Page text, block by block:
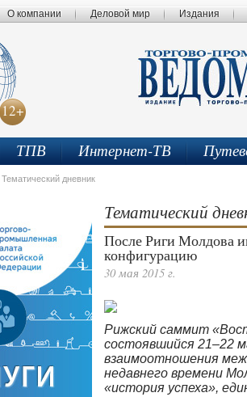
О компании Деловой мир Издания
12+
ТПВ Интернет-ТВ
Тематический дневник
Тематический
После Риги Молдова
конфигурацию
30 мая 2015 г.
Рижский саммит
состоявшийся 21–22
взаимоотношения
недавнего времени
«история успеха»,